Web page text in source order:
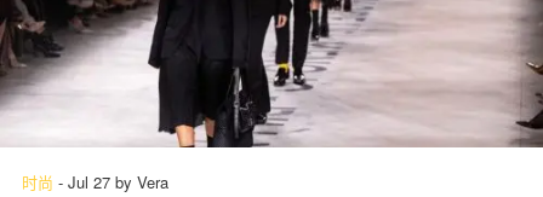
时尚 - Jul 27 by Vera